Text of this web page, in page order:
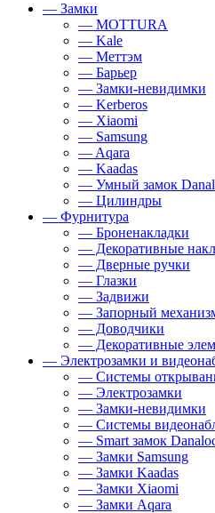
— Замки
— MOTTURA
— Kale
— Меттэм
— Барьер
— Замки-невидимки
— Kerberos
— Xiaomi
— Samsung
— Aqara
— Kaadas
— Умный замок
— Цилиндры
— Фурнитура
— Броненакладки
— Декоративные
— Дверные ручки
— Глазки
— Задвижи
— Запорный
— Доводчики
— Декоративные
— Электрозамки и
— Системы
— Электрозамки
— Замки-невидимки
— Системы
— Smart замок
— Замки Samsung
— Замки Kaadas
— Замки Xiaomi
— Замки Aqara